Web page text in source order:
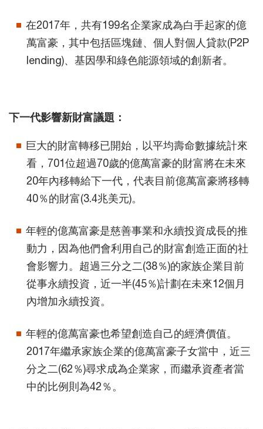
在2017年，共有199名企業家成為白手起家的億
萬富豪，其中包括區塊鏈、個人對個人貸款(P2P
lending)、基因學和綠色能源領域的創新者。
下一代影響新財富議題：
巨大的財富轉移已開始，以平均壽命數據統計來
看，701位超過70歲的億萬富豪的財富將在未來
20年內移轉給下一代，代表目前億萬富豪將移轉
40％的財富(3.4兆美元)。
年輕的億萬富豪是慈善事業和永續投資成長的推
動力，因為他們會利用自己的財富創造正面的社
會影響力。超過三分之二(38％)的家族企業目前
從事永續投資，近一半(45％)計劃在未來12個月
內增加永續投資。
年輕的億萬富豪也希望創造自己的經濟價值。
2017年繼承家族企業的億萬富豪子女當中，近三
分之二(62％)尋求成為企業家，而繼承資產者當
中的比例則為42％。